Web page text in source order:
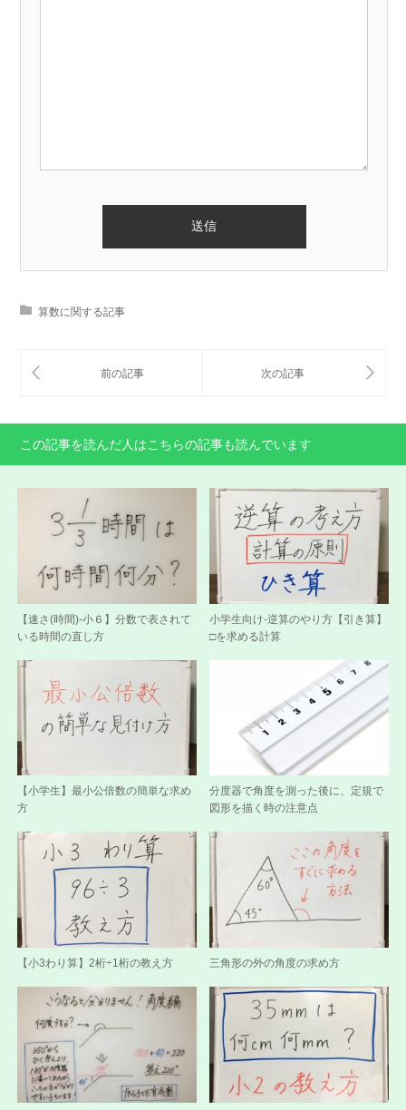
算数に関する記事
この記事を読んだ人はこちらの記事も読んでいます
【速さ(時間)-小６】分数で表されて
いる時間の直し方
小学生向け-逆算のやり方【引き算】
□を求める計算
【小学生】最小公倍数の簡単な求め
方
分度器で角度を測った後に、定規で
図形を描く時の注意点
【小3わり算】2桁÷1桁の教え方 三角形の外の角度の求め方